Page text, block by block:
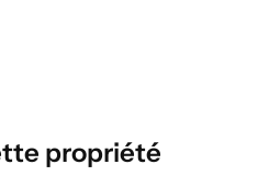
propriété